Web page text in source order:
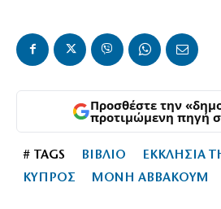
Προσθέστε την
προτιμώμενη πηγή
# TAGS ΒΙΒΛΙΟ
ΕΚΚΛΗΣΙΑ
ΚΥΠΡΟΣ
ΜΟΝΗ ΑΒΒΑΚΟΥΜ